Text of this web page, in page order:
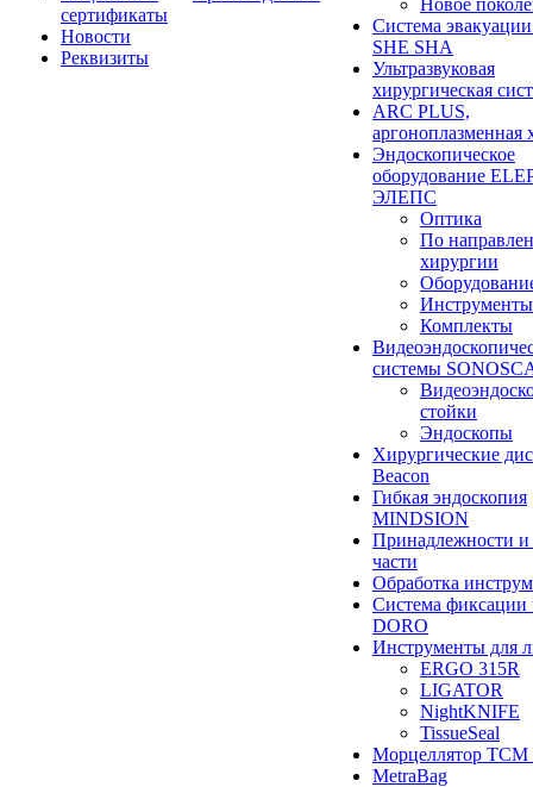
сертификаты
Новости
Реквизиты
Новое
Система
SHE SHA
Ультразвуковая
хирургическая
ARC PLUS,
аргоноплазменная
Эндоскопическое
оборудование
ЭЛЕПС
Оптика
По
хирургии
Инструменты
Комплекты
системы
стойки
Эндоскопы
Хирургические
Beacon
Гибкая эндоскопия
MINDSION
Принадлежности и
части
Обработка
Система фиксации
DORO
Инструменты для
ERGO 315R
LIGATOR
NightKNIFE
TissueSeal
Морцеллятор ТСМ
MetraBag